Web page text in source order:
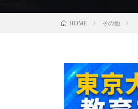
HOME その他